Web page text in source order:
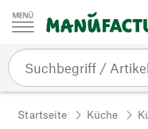
Zum Inhalt springen
Startseite Küche